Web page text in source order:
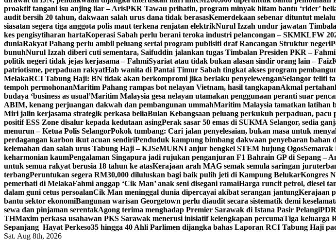
proaktif tangani isu anjing liar – ArisPKR Tawau prihatin, program minyak hitam bantu ‘rider’
audit bersih 20 tahun, dakwaan salah urus dana tidak berasasKemerdekaan sebenar dituntut
siasatan segera tiga anggota polis maut terkena renjatan elektrikNurul Izzah undur jawatan
kes pengisytiharan hartaKoperasi Sabah perlu berani teroka industri pelancongan – SKMKLFW
duniaRakyat Pahang perlu ambil peluang sertai program publisiti draf Rancangan Struktur negeri
bunuhNurul Izzah diberi cuti sementara, Saifuddin jalankan tugas Timbalan Presiden PKR – Fahmi
politik negeri tidak jejas kerjasama – FahmiSyariat atau tidak bukan alasan sindir orang lain – Faiz
patriotisme, perpaduan rakyatHab wanita di Pantai Timur Sabah tingkat akses program
MelakaRCI Tabung Haji: BN tidak akan berkompromi jika berlaku penyelewenganSelangor teliti
tempoh permohonanMaritim Pahang rampas bot nelayan Vietnam, hasil tangkapanAkmal
budaya ‘business as usual’Maritim Malaysia gesa nelayan utamakan penggunaan peranti suar
ABIM, kenang perjuangan dakwah dan pembangunan ummahMaritim Malaysia tamatkan latihan
Miri jalin kerjasama strategik perkasa beliaBulan Kebangsaan peluang perkukuh perpaduan, pacu
positif ESS Zone disalur kepada kedutaan asingPerak sasar 50 emas di SUKMA Selangor, sedia
menurun – Ketua Polis SelangorPokok tumbang: Cari jalan penyelesaian, bukan masa untuk
perdagangan karbon ikut acuan sendiriPenduduk kampung bimbang dakwaan penyebaran bahan
kelemahan dan salah urus Tabung Haji – KJSeMURNI anjur bengkel STEM hujung OgosSemarak
keharmonian kaumPengalaman Singapura jadi rujukan penganjuran F1 Bahrain GP di Sepang –
untuk semua rakyat berusia 18 tahun ke atasKerajaan arah MAG semak semula saringan
terbangPeruntukan segera RM30,000 diluluskan bagi baik pulih jeti di Kampung BelukarKongres
pemerhati di MelakaFahmi anggap ‘Cik Man’ anak seni disegani ramaiHarga runcit petrol, diesel
dalam guni cetus persoalanCik Man meninggal dunia dipercayai akibat serangan jantungKerajaan
bantu sektor ekonomiBangunan warisan Georgetown perlu diaudit secara sistematik demi
sewa dan pinjaman serentakAgong terima menghadap Premier Sarawak di Istana Pasir Pelangi
THMaxim perkasa usahawan PKS Sarawak menerusi inisiatif kelengkapan percumaTiga keluarga
Sepanjang Hayat Perkeso35 hingga 40 Ahli Parlimen dijangka bahas Laporan RCI Tabung Haji
Sat. Aug 8th, 2026